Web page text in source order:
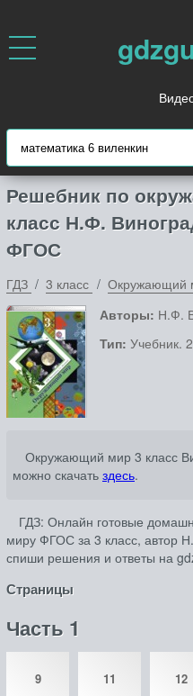
Решебник по
класс Н.Ф.
ФГОС
ГДЗ 3 класс Окружающий
Авторы: Н.Ф.
Тип: Учебник.
Окружающий мир 3 класс
можно скачать здесь.
ГДЗ: Онлайн готовые
миру ФГОС за 3 класс, автор
спиши решения и ответы на
Страницы
Часть 1
9 11 12